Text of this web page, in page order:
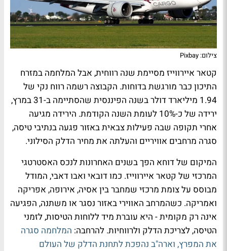
צילום: Pixbay
קטאר איירווייז מסיימת שנה רווחית, אבל המלחמה במזרח
התיכון כבר מורגשת בדוחות. הקבוצה רשמה רווח נקי של
1.94 מיליארד דולר בשנה הפיננסית שהסתיימה ב-31 במרץ,
ירידה של כ-10% לעומת השנה הקודמת. הירידה מגיעה
אחרי תקופה שבה פעילות צבאית באזור פגעה בנתיבי טיסה,
סגרה מרחבים אוויריים והעלתה את מחיר הדלק הסילוני.
המיקום של דוחא הפך בשנים האחרונות לנכס האסטרטגי
המרכזי של קטאר איירווייז. כמו דובאי ואבו דאבי, המודל
מבוסס על צומת מרכזי שמחבר בין אסיה, אירופה, אפריקה
ואמריקה. כשהמרחב האווירי באזור נסגר או משתנה, הפגיעה
אינה רק מקומית - היא עוברת מיד ללוחות הטיסות, לזמני
הטיסה, לצריכת הדלק ולרווחיות. להרחבה: המלחמה סגרה
את המפרץ, וארה"ב נהפכת לתחנת הדלק של העולם